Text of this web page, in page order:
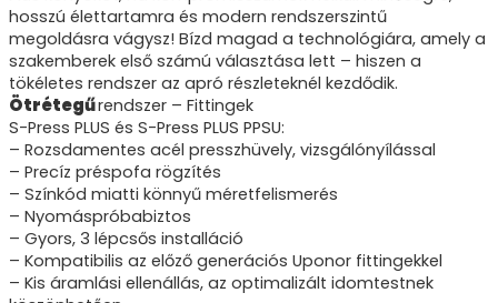
hosszú élettartamra és modern rendszerszintű
megoldásra vágysz! Bízd magad a technológiára, amely a
szakemberek első számú választása lett – hiszen a
tökéletes rendszer az apró részleteknél kezdődik.
Ötrétegűrendszer – Fittingek
S-Press PLUS és S-Press PLUS PPSU:
– Rozsdamentes acél presszhüvely, vizsgálónyílással
– Precíz préspofa rögzítés
– Színkód miatti könnyű méretfelismerés
– Nyomáspróbabiztos
– Gyors, 3 lépcsős installáció
– Kompatibilis az előző generációs Uponor fittingekkel
– Kis áramlási ellenállás, az optimalizált idomtestnek